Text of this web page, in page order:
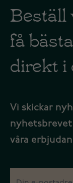
Beställ
få
direkt i
Vi skickar
våra